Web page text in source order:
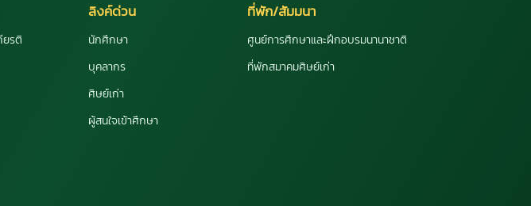
ยรติ
ลิงค์ด่วน
นักศึกษา
บุคลากร
ศิษย์เก่า
ผู้สนใจเข้าศึกษา
ที่พัก/สัมมนา
ศูนย์การศึกษาและฝึกอบรมนานาชาติ
ที่พักสมาคมศิษย์เก่า